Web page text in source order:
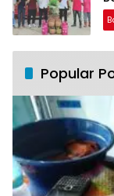
Popular